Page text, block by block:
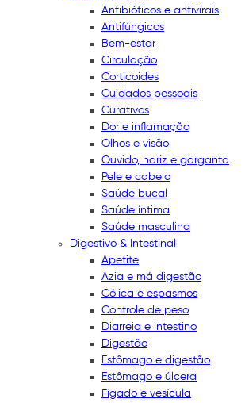
Antibióticos e antivirais
Antifúngicos
Bem-estar
Circulação
Corticoides
Cuidados pessoais
Curativos
Dor e inflamação
Olhos e visão
Ouvido, nariz e garganta
Pele e cabelo
Saúde bucal
Saúde íntima
Saúde masculina
Digestivo & Intestinal
Apetite
Azia e má digestão
Cólica e espasmos
Controle de peso
Diarreia e intestino
Digestão
Estômago e digestão
Estômago e úlcera
Fígado e vesícula